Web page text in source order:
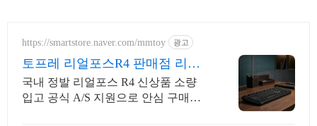
https://smartstore.naver.com/mmtoy 광고
토프레 리얼포스R4 판매점 리얼
포스 R3 유선 재입고
국내 정발 리얼포스 R4 신상품 소량
입고 공식 A/S 지원으로 안심 구매하